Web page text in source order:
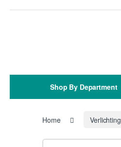
Shop By Department
Home Verlichting